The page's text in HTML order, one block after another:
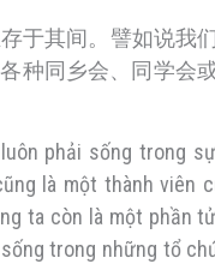
于其间。譬如说我
种同乡会、同学会
phải sống trong
là một thành viên
ta còn là một phần
trong những tổ